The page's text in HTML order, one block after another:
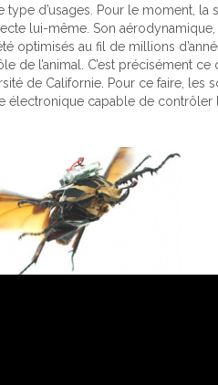
d’usages. Pour le moment,
lui-même. Son
optimisés au fil de millions
l’animal. C’est précisément ce
de Californie. Pour ce faire, les
électronique capable de